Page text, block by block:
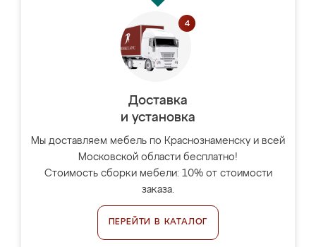
Доставка
и установка
Мы доставляем мебель по Краснознаменску и всей
Московской области бесплатно!
Стоимость сборки мебели: 10% от стоимости
заказа.
ПЕРЕЙТИ В КАТАЛОГ